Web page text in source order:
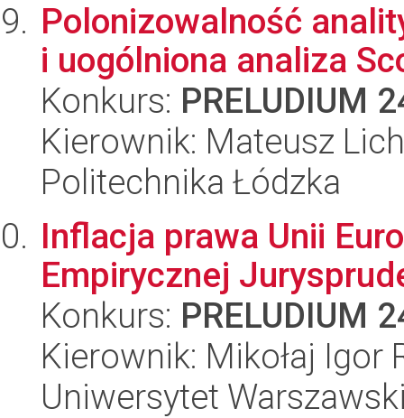
Polonizowalność
i uogólniona analiza
Konkurs: PRELUDIUM
Kierownik: Mateusz
Politechnika Łódzka
Inflacja prawa Unii
Empirycznej
Konkurs: PRELUDIUM
Kierownik: Mikołaj Igor
Uniwersytet